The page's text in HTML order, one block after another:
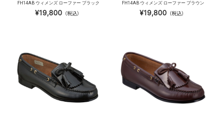
FH14AB ウィメンズ ローファー ブラック
¥19,800（税込）
FH14AB ウィメンズ ローファー ブラウン
¥19,800（税込）